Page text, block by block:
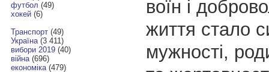
футбол (49)
хокей(6)
Транспорт(49)
Україна(3 411)
вибори 2019(40)
війна(696)
економіка(479)
воїн і
життя стало
мужності,